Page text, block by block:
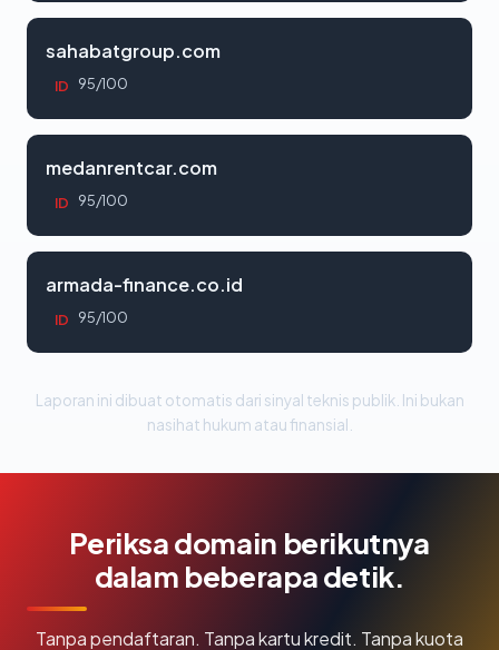
sahabatgroup.com
ID 95/100
medanrentcar.com
ID 95/100
armada-finance.co.id
ID 95/100
Laporan ini dibuat otomatis dari sinyal teknis publik. Ini bukan
nasihat hukum atau finansial.
Periksa domain berikutnya
dalam beberapa detik.
Tanpa pendaftaran. Tanpa kartu kredit. Tanpa kuota